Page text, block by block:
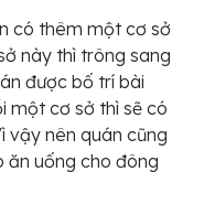
có thêm một cơ sở
này thì trông sang
được bố trí bài
một cơ sở thì sẽ có
vậy nên quán cũng
ăn uống cho đông